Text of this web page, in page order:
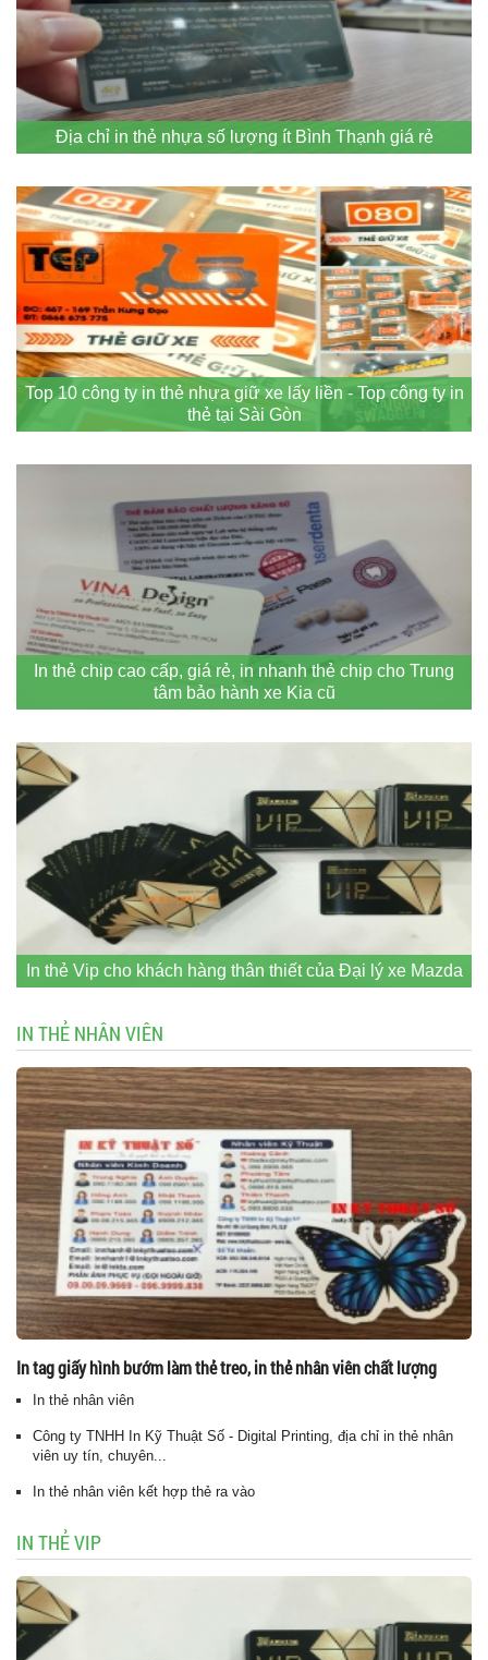
Địa chỉ in thẻ nhựa số lượng ít Bình Thạnh giá rẻ
Top 10 công ty in thẻ nhựa giữ xe lấy liền - Top công ty in
thẻ tại Sài Gòn
In thẻ chip cao cấp, giá rẻ, in nhanh thẻ chip cho Trung
tâm bảo hành xe Kia cũ
In thẻ Vip cho khách hàng thân thiết của Đại lý xe Mazda
IN THẺ NHÂN VIÊN
In tag giấy hình bướm làm thẻ treo, in thẻ nhân viên chất lượng
In thẻ nhân viên
Công ty TNHH In Kỹ Thuật Số - Digital Printing, địa chỉ in thẻ nhân
viên uy tín, chuyên...
In thẻ nhân viên kết hợp thẻ ra vào
IN THẺ VIP